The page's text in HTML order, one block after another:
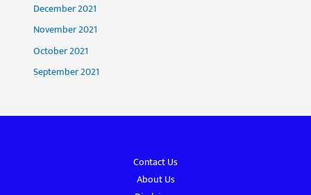
December 2021
November 2021
October 2021
September 2021
Contact Us
About Us